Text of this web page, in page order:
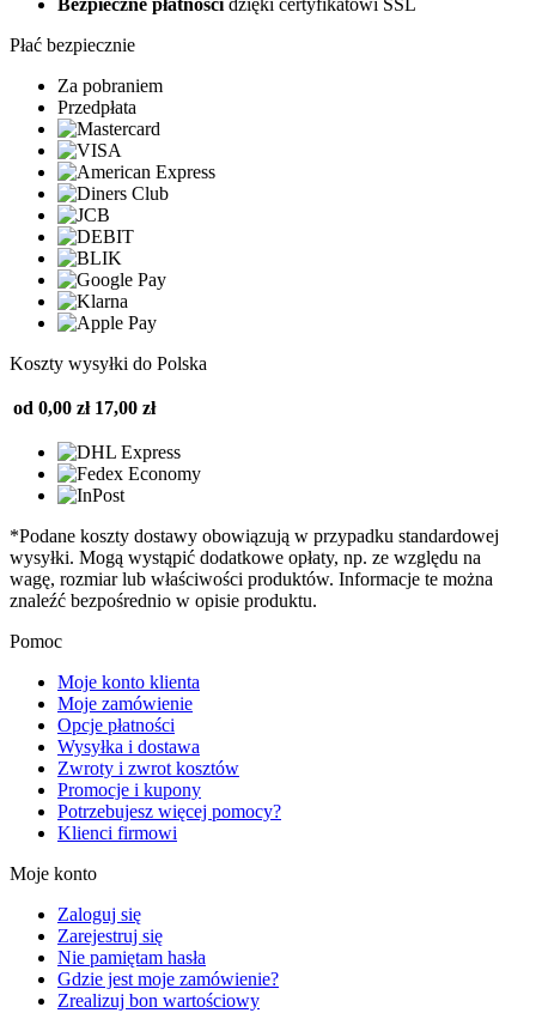
Bezpieczne płatności dzięki certyfikatowi SSL
Płać bezpiecznie
Za pobraniem
Przedpłata
Koszty wysyłki do Polska
od 0,00 zł 17,00 zł
*Podane koszty dostawy obowiązują w przypadku standardowej
wysyłki. Mogą wystąpić dodatkowe opłaty, np. ze względu na
wagę, rozmiar lub właściwości produktów. Informacje te można
znaleźć bezpośrednio w opisie produktu.
Pomoc
Moje konto klienta
Moje zamówienie
Opcje płatności
Wysyłka i dostawa
Zwroty i zwrot kosztów
Promocje i kupony
Potrzebujesz więcej pomocy?
Klienci firmowi
Moje konto
Zaloguj się
Zarejestruj się
Nie pamiętam hasła
Gdzie jest moje zamówienie?
Zrealizuj bon wartościowy